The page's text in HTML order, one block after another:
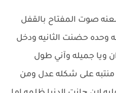
صوت المفتاح بالقفل
وحده حضنت الثانيه ودخل
ويا جميله وآني طول
منتبه على شكله عدل ومن